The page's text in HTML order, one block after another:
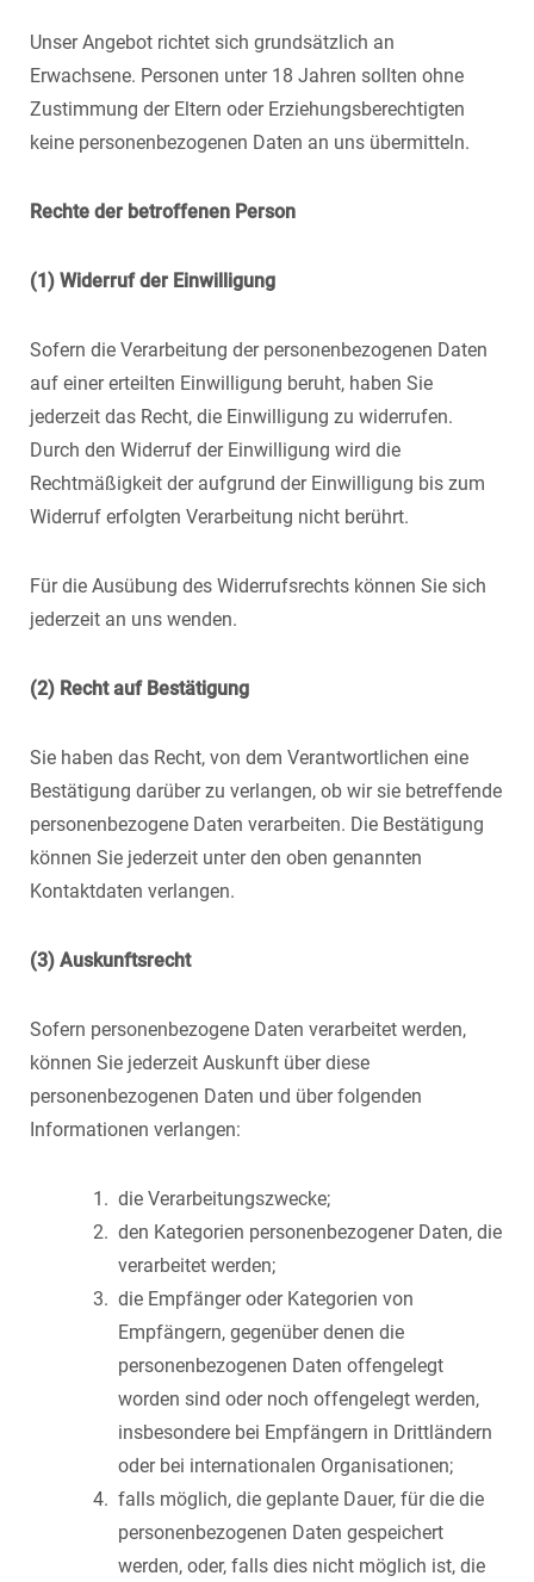
Unser Angebot richtet sich grundsätzlich an
Erwachsene. Personen unter 18 Jahren sollten ohne
Zustimmung der Eltern oder Erziehungsberechtigten
keine personenbezogenen Daten an uns übermitteln.
Rechte der betroffenen Person
(1) Widerruf der Einwilligung
Sofern die Verarbeitung der personenbezogenen Daten
auf einer erteilten Einwilligung beruht, haben Sie
jederzeit das Recht, die Einwilligung zu widerrufen.
Durch den Widerruf der Einwilligung wird die
Rechtmäßigkeit der aufgrund der Einwilligung bis zum
Widerruf erfolgten Verarbeitung nicht berührt.
Für die Ausübung des Widerrufsrechts können Sie sich
jederzeit an uns wenden.
(2) Recht auf Bestätigung
Sie haben das Recht, von dem Verantwortlichen eine
Bestätigung darüber zu verlangen, ob wir sie betreffende
personenbezogene Daten verarbeiten. Die Bestätigung
können Sie jederzeit unter den oben genannten
Kontaktdaten verlangen.
(3) Auskunftsrecht
Sofern personenbezogene Daten verarbeitet werden,
können Sie jederzeit Auskunft über diese
personenbezogenen Daten und über folgenden
Informationen verlangen:
die Verarbeitungszwecke;
den Kategorien personenbezogener Daten, die
verarbeitet werden;
die Empfänger oder Kategorien von
Empfängern, gegenüber denen die
personenbezogenen Daten offengelegt
worden sind oder noch offengelegt werden,
insbesondere bei Empfängern in Drittländern
oder bei internationalen Organisationen;
falls möglich, die geplante Dauer, für die die
personenbezogenen Daten gespeichert
werden, oder, falls dies nicht möglich ist, die